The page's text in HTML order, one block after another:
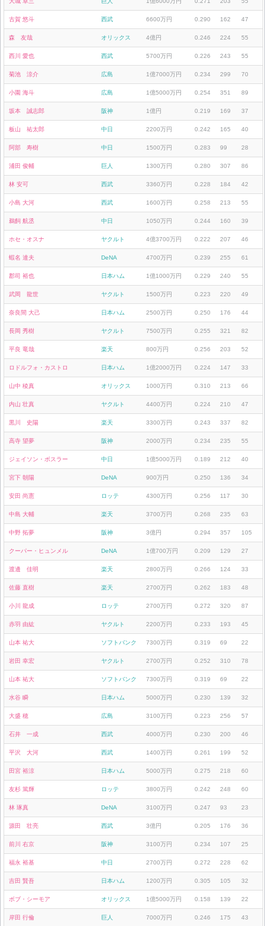
古賀 悠斗 西武 6600万円 0.290 162 47
森 友哉 オリックス 4億円 0.246 224 55
西川 愛也 西武 5700万円 0.226 243 55
菊池 涼介 広島 1億7000万円 0.234 299 70
小園 海斗 広島 1億5000万円 0.254 351 89
坂本 誠志郎 阪神 1億円 0.219 169 37
板山 祐太郎 中日 2200万円 0.242 165 40
阿部 寿樹 中日 1500万円 0.283 99 28
浦田 俊輔 巨人 1300万円 0.280 307 86
林 安可 西武 3360万円 0.228 184 42
小島 大河 西武 1600万円 0.258 213 55
鵜飼 航丞 中日 1050万円 0.244 160 39
ホセ・オスナ ヤクルト 4億3700万円 0.222 207 46
蝦名 達夫 DeNA 4700万円 0.239 255 61
郡司 裕也 日本ハム 1億1000万円 0.229 240 55
武岡 龍世 ヤクルト 1500万円 0.223 220 49
奈良間 大己 日本ハム 2500万円 0.250 176 44
長岡 秀樹 ヤクルト 7500万円 0.255 321 82
平良 竜哉 楽天 800万円 0.256 203 52
ロドルフォ・カストロ 日本ハム 1億2000万円 0.224 147 33
山中 稜真 オリックス 1000万円 0.310 213 66
内山 壮真 ヤクルト 4400万円 0.224 210 47
黒川 史陽 楽天 3300万円 0.243 337 82
高寺 望夢 阪神 2000万円 0.234 235 55
ジェイソン・ボスラー 中日 1億5000万円 0.189 212 40
宮下 朝陽 DeNA 900万円 0.250 136 34
安田 尚憲 ロッテ 4300万円 0.256 117 30
中島 大輔 楽天 3700万円 0.268 235 63
中野 拓夢 阪神 3億円 0.294 357 105
クーパー・ヒュンメル DeNA 1億700万円 0.209 129 27
渡邊 佳明 楽天 2800万円 0.266 124 33
佐藤 直樹 楽天 2700万円 0.262 183 48
小川 龍成 ロッテ 2700万円 0.272 320 87
赤羽 由紘 ヤクルト 2200万円 0.233 193 45
山本 祐大 ソフトバンク 7300万円 0.319 69 22
岩田 幸宏 ヤクルト 2700万円 0.252 310 78
山本 祐大 ソフトバンク 7300万円 0.319 69 22
水谷 瞬 日本ハム 5000万円 0.230 139 32
大盛 穂 広島 3100万円 0.223 256 57
石井 一成 西武 4000万円 0.230 200 46
平沢 大河 西武 1400万円 0.261 199 52
田宮 裕涼 日本ハム 5000万円 0.275 218 60
友杉 篤輝 ロッテ 3800万円 0.242 248 60
林 琢真 DeNA 3100万円 0.247 93 23
源田 壮亮 西武 3億円 0.205 176 36
前川 右京 阪神 3100万円 0.234 107 25
福永 裕基 中日 2700万円 0.272 228 62
吉田 賢吾 日本ハム 1200万円 0.305 105 32
ボブ・シーモア オリックス 1億5000万円 0.158 139 22
岸田 行倫 巨人 7000万円 0.246 175 43